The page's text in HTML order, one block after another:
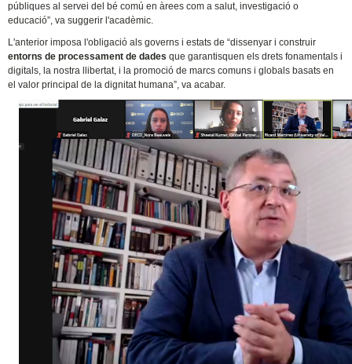
públiques al servei del bé comú en àrees com a salut, investigació o
educació”, va suggerir l'acadèmic.
L'anterior imposa l'obligació als governs i estats de “dissenyar i construir
entorns de processament de dadesque garantisquen els drets fonamentals i
digitals, la nostra llibertat, i la promoció de marcs comuns i globals basats en
el valor principal de la dignitat humana”, va acabar.